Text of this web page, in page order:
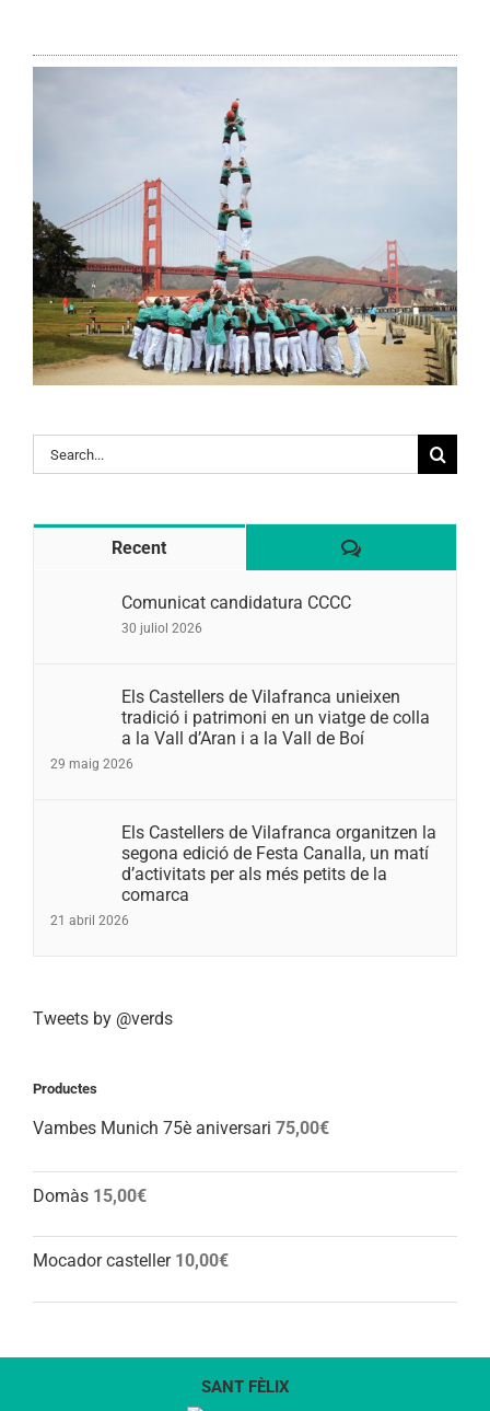
Search
for:
Recent Comentaris
Comunicat candidatura CCCC
30 juliol 2026
Els Castellers de Vilafranca unieixen
tradició i patrimoni en un viatge de colla
a la Vall d’Aran i a la Vall de Boí
29 maig 2026
Els Castellers de Vilafranca organitzen la
segona edició de Festa Canalla, un matí
d’activitats per als més petits de la
comarca
21 abril 2026
Tweets by @verds
Productes
Vambes Munich 75è aniversari 75,00€
Domàs 15,00€
Mocador casteller 10,00€
SANT FÈLIX